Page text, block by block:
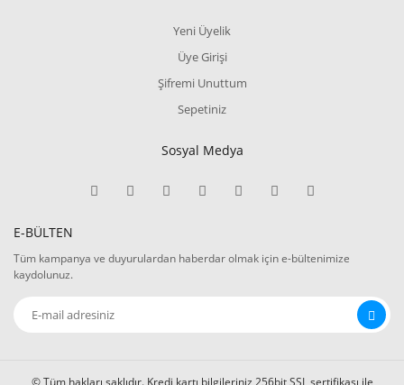
Yeni Üyelik
Üye Girişi
Şifremi Unuttum
Sepetiniz
Sosyal Medya
E-BÜLTEN
Tüm kampanya ve duyurulardan haberdar olmak için e-bültenimize
kaydolunuz.
© Tüm hakları saklıdır. Kredi kartı bilgileriniz 256bit SSL sertifikası ile